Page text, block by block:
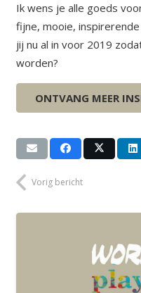
Ik wens je alle goeds
fijne, mooie,
jij nu al in voor 2019
worden?
Groet, Eiline
ONTVANG MEER
Vorig bericht